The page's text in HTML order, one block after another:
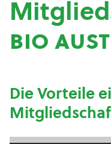
bio
Die Vorteile